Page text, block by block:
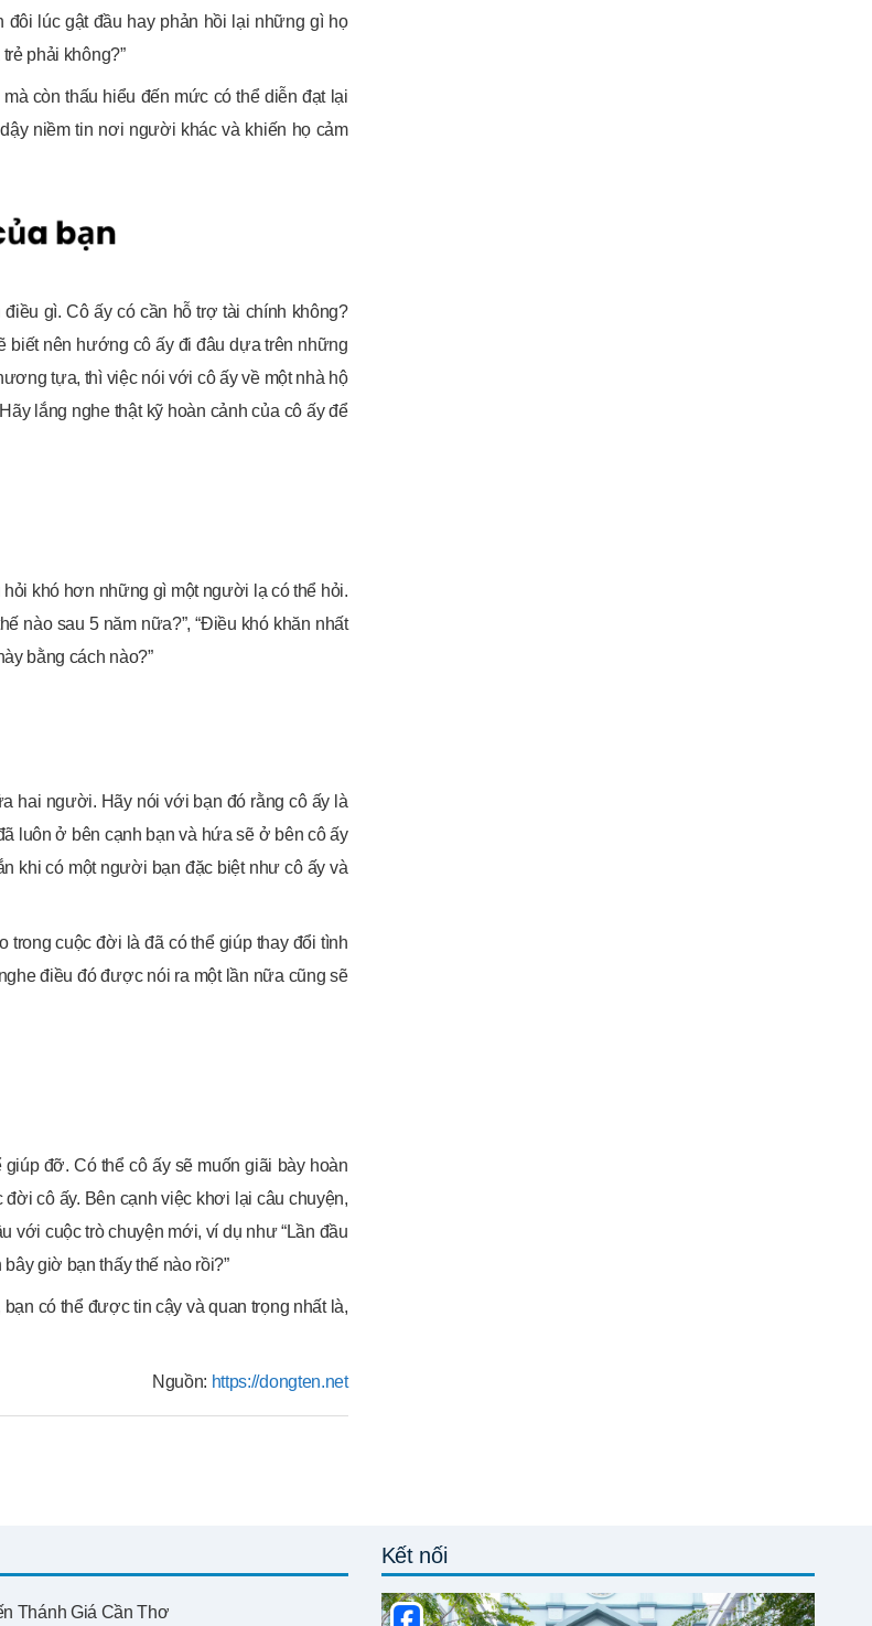
lúc gật đầu hay phản hồi lại những gì họ
phải không?”
còn thấu hiểu đến mức có thể diễn đạt lại
niềm tin nơi người khác và khiến họ cảm
gì. Cô ấy có cần hỗ trợ tài chính không?
biết nên hướng cô ấy đi đâu dựa trên những
tựa, thì việc nói với cô ấy về một nhà hộ
lắng nghe thật kỹ hoàn cảnh của cô ấy để
khó hơn những gì một người lạ có thể hỏi.
nào sau 5 năm nữa?”, “Điều khó khăn nhất
bằng cách nào?”
hai người. Hãy nói với bạn đó rằng cô ấy là
luôn ở bên cạnh bạn và hứa sẽ ở bên cô ấy
khi có một người bạn đặc biệt như cô ấy và
cuộc đời là đã có thể giúp thay đổi tình
điều đó được nói ra một lần nữa cũng sẽ
đỡ. Có thể cô ấy sẽ muốn giãi bày hoàn
cô ấy. Bên cạnh việc khơi lại câu chuyện,
với cuộc trò chuyện mới, ví dụ như “Lần đầu
giờ bạn thấy thế nào rồi?”
có thể được tin cậy và quan trọng nhất là,
Nguồn: https://dongten.net
Thánh Giá Cần Thơ
Kết nối